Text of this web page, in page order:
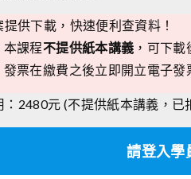
提供下載，快速便利查資料！
課程不提供紙本講義 ，可下
發票在繳費之後立即開立電子
：2480元 (不提供紙本講義，
請登入學